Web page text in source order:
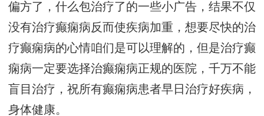
偏方了，什么包治疗了的一些小广告，结果不仅
没有治疗癫痫病反而使疾病加重，想要尽快的治
疗癫痫病的心情咱们是可以理解的，但是治疗癫
痫病一定要选择治癫痫病正规的医院，千万不能
盲目治疗，祝所有癫痫病患者早日治疗好疾病，
身体健康。